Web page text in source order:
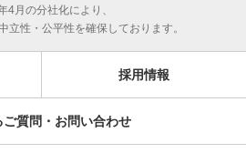
4月の分社化により、
立性・公平性を確保しております。
採用情報
ご質問・お問い合わせ